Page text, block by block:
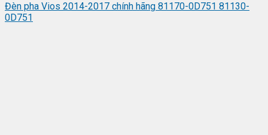
Đèn pha Vios 2014-2017 chính hãng 81170-0D751 81130-
0D751